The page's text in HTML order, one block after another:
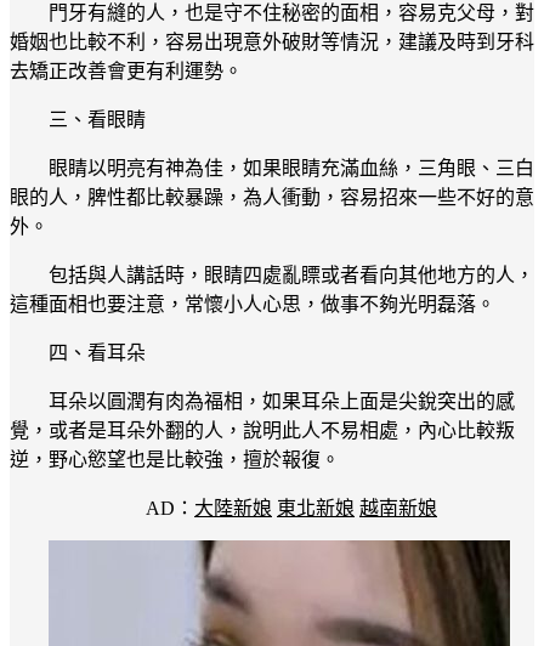
門牙有縫的人，也是守不住秘密的面相，容易克父母，對
婚姻也比較不利，容易出現意外破財等情況，建議及時到牙科
去矯正改善會更有利運勢。
三、看眼睛
眼睛以明亮有神為佳，如果眼睛充滿血絲，三角眼、三白
眼的人，脾性都比較暴躁，為人衝動，容易招來一些不好的意
外。
包括與人講話時，眼睛四處亂瞟或者看向其他地方的人，
這種面相也要注意，常懷小人心思，做事不夠光明磊落。
四、看耳朵
耳朵以圓潤有肉為福相，如果耳朵上面是尖銳突出的感
覺，或者是耳朵外翻的人，說明此人不易相處，內心比較叛
逆，野心慾望也是比較強，擅於報復。
AD： 大陸新娘 東北新娘 越南新娘